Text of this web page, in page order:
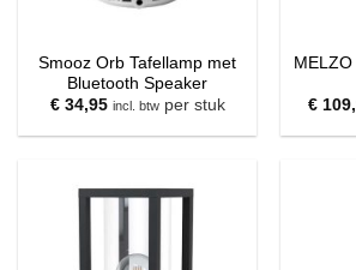
Smooz Orb Tafellamp met
Bluetooth Speaker
€34,95 incl. btwper stuk
€